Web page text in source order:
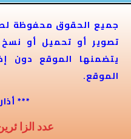
جميع الحقوق محفوظة
تصوير أو تحميل أو
يتضمنها الموقع دون
الموقع.
*** أذار 2023 ***
عدد الزا